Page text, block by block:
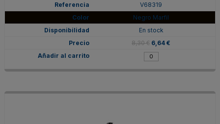
V68319
Negro Marfil
En stock
8,30 € 6,64 €